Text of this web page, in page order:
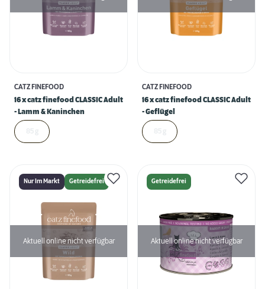
CATZ FINEFOOD
16 x catz finefood CLASSIC Adult
- Lamm & Kaninchen
CATZ FINEFOOD
16 x catz finefood CLASSIC Adult
- Geflügel
Nur Im Markt Getreidefrei
Aktuell online nicht verfügbar
Getreidefrei
Aktuell online nicht verfügbar